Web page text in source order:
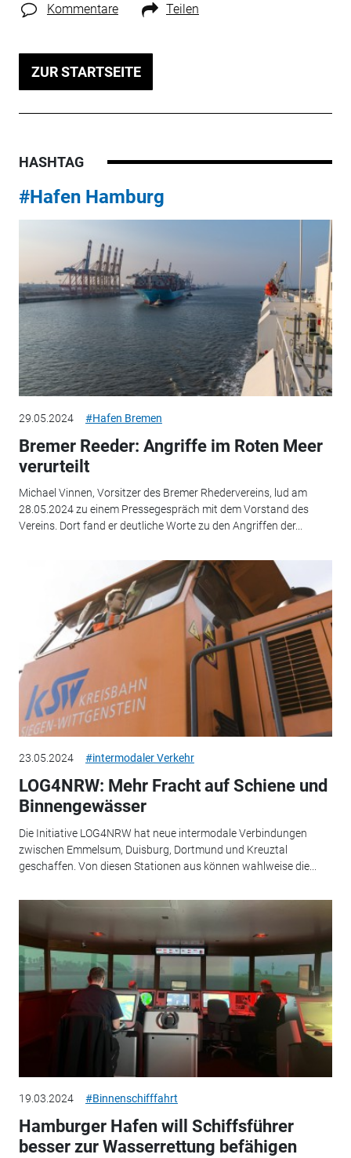
Kommentare Teilen
ZUR STARTSEITE
HASHTAG
#Hafen Hamburg
29.05.2024 #Hafen Bremen
Bremer Reeder: Angriffe im Roten Meer
verurteilt
Michael Vinnen, Vorsitzer des Bremer Rhedervereins, lud am
28.05.2024 zu einem Pressegespräch mit dem Vorstand des
Vereins. Dort fand er deutliche Worte zu den Angriffen der...
23.05.2024 #intermodaler Verkehr
LOG4NRW: Mehr Fracht auf Schiene und
Binnengewässer
Die Initiative LOG4NRW hat neue intermodale Verbindungen
zwischen Emmelsum, Duisburg, Dortmund und Kreuztal
geschaffen. Von diesen Stationen aus können wahlweise die...
19.03.2024 #Binnenschifffahrt
Hamburger Hafen will Schiffsführer
besser zur Wasserrettung befähigen